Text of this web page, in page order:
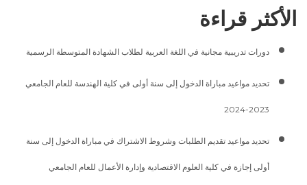
الأكثر قراءة
دورات تدريبية مجانية في اللغة العربية لطلاب الشهادة المتوسطة الرسمية
تحديد مواعيد مباراة الدخول إلى سنة أولى في كلية الهندسة للعام الجامعي
2023-2024
تحديد مواعيد تقديم الطلبات وشروط الاشتراك في مباراة الدخول إلى سنة
أولى إجازة في كلية العلوم الاقتصادية وإدارة الأعمال للعام الجامعي